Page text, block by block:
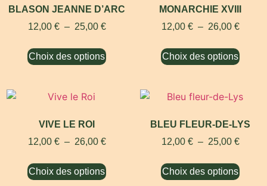
BLASON JEANNE D’ARC
12,00 € – 25,00 €
Choix des options
MONARCHIE XVIII
12,00 € – 26,00 €
Choix des options
VIVE LE ROI
12,00 € – 26,00 €
Choix des options
BLEU FLEUR-DE-LYS
12,00 € – 25,00 €
Choix des options